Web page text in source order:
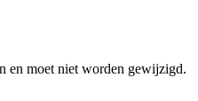
en moet niet worden gewijzigd.